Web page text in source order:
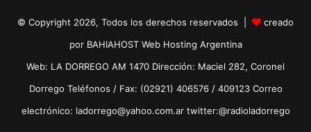
© Copyright 2026, Todos los derechos reservados |
creado
por BAHIAHOST Web Hosting Argentina
Web: LA DORREGO AM 1470 Dirección: Maciel 282, Coronel
Dorrego Teléfonos / Fax: (02921) 406576 / 409123 Correo
electrónico: ladorrego@yahoo.com.ar twitter:@radioladorrego